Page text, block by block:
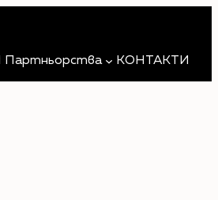
Партньорства КОНТАКТИ